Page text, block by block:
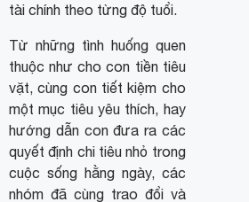
tài chính theo từng độ tuổi.
Từ những tình huống quen
thuộc như cho con tiền tiêu
vặt, cùng con tiết kiệm cho
một mục tiêu yêu thích, hay
hướng dẫn con đưa ra các
quyết định chi tiêu nhỏ trong
cuộc sống hằng ngày, các
nhóm đã cùng trao đổi và